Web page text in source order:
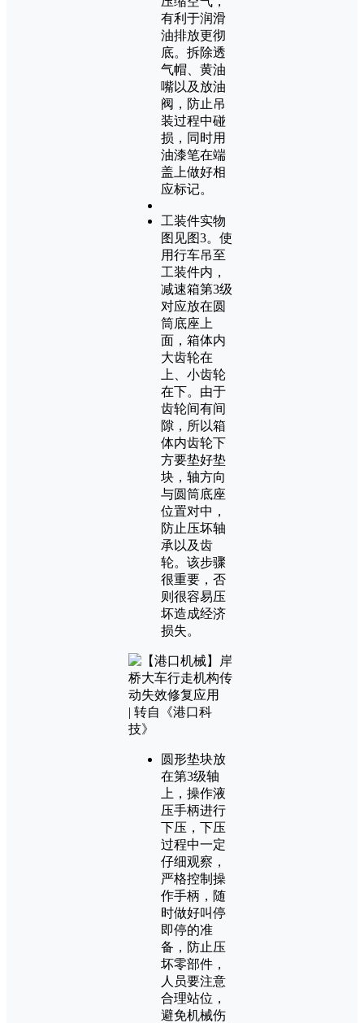
有利于润滑
油排放更彻
底。拆除透
气帽、黄油
嘴以及放油
阀，防止吊
装过程中碰
损，同时用
油漆笔在端
盖上做好相
应标记。
工装件实物
图见图3。使
用行车吊至
工装件内，
减速箱第3级
对应放在圆
筒底座上
面，箱体内
大齿轮在
上、小齿轮
在下。由于
齿轮间有间
隙，所以箱
体内齿轮下
方要垫好垫
块，轴方向
与圆筒底座
位置对中，
防止压坏轴
承以及齿
轮。该步骤
很重要，否
则很容易压
坏造成经济
损失。
圆形垫块放
在第3级轴
上，操作液
压手柄进行
下压，下压
过程中一定
仔细观察，
严格控制操
作手柄，随
时做好叫停
即停的准
备，防止压
坏零部件，
人员要注意
合理站位，
避免机械伤